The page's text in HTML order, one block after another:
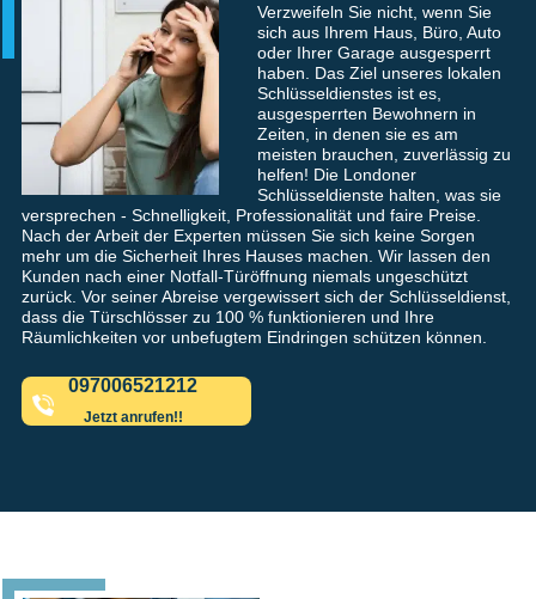
Verzweifeln Sie nicht, wenn Sie
sich aus Ihrem Haus, Büro, Auto
oder Ihrer Garage ausgesperrt
haben. Das Ziel unseres lokalen
Schlüsseldienstes ist es,
ausgesperrten Bewohnern in
Zeiten, in denen sie es am
meisten brauchen, zuverlässig zu
helfen! Die Londoner
Schlüsseldienste halten, was sie
versprechen - Schnelligkeit, Professionalität und faire Preise.
Nach der Arbeit der Experten müssen Sie sich keine Sorgen
mehr um die Sicherheit Ihres Hauses machen. Wir lassen den
Kunden nach einer Notfall-Türöffnung niemals ungeschützt
zurück. Vor seiner Abreise vergewissert sich der Schlüsseldienst,
dass die Türschlösser zu 100 % funktionieren und Ihre
Räumlichkeiten vor unbefugtem Eindringen schützen können.
097006521212
Jetzt anrufen!!